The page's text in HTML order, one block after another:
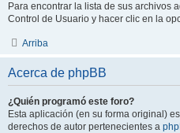
Para encontrar la lista de sus archivos
Control de Usuario y hacer clic en la
Arriba
Acerca de phpBB
¿Quién programó este foro?
Esta aplicación (en su forma original)
derechos de autor pertenecientes a